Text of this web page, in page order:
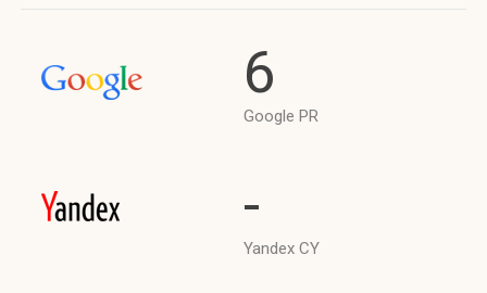
6
Google PR
-
Yandex CY